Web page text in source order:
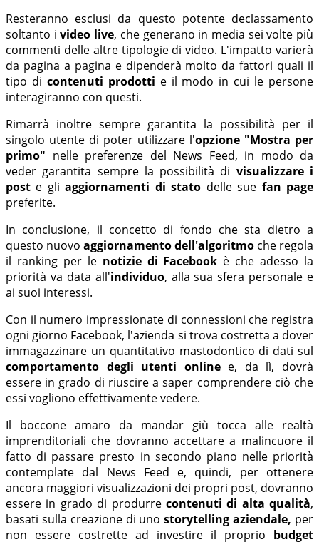
Resteranno esclusi da questo potente declassamento
soltanto ivideo live, che generano in media sei volte più
commenti delle altre tipologie di video. L'impatto varierà
da pagina a pagina e dipenderà molto da fattori quali il
tipo di contenuti prodotti e il modo in cui le persone
interagiranno con questi.
Rimarrà inoltre sempre garantita la possibilità per il
singolo utente di poter utilizzare l'opzione "Mostra per
primo" nelle preferenze del News Feed, in modo da
veder garantita sempre la possibilità di visualizzare i
post e gliaggiornamenti di stato delle sue fan page
preferite.
In conclusione, il concetto di fondo che sta dietro a
questo nuovo aggiornamento dell'algoritmo che regola
il ranking per le notizie di Facebook è che adesso la
priorità va data all'individuo, alla sua sfera personale e
ai suoi interessi.
Con il numero impressionate di connessioni che registra
ogni giorno Facebook, l'azienda si trova costretta a dover
immagazzinare un quantitativo mastodontico di dati sul
comportamento degli utenti onlinee, da lì, dovrà
essere in grado di riuscire a saper comprendere ciò che
essi vogliono effettivamente vedere.
Il boccone amaro da mandar giù tocca alle realtà
imprenditoriali che dovranno accettare a malincuore il
fatto di passare presto in secondo piano nelle priorità
contemplate dal News Feed e, quindi, per ottenere
ancora maggiori visualizzazioni dei propri post, dovranno
essere in grado di produrre contenuti di alta qualità,
basati sulla creazione di uno storytelling aziendale, per
non essere costrette ad investire il proprio budget